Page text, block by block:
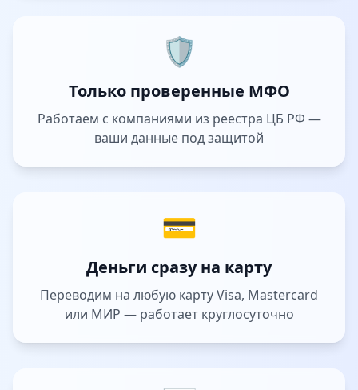
🛡️
Только проверенные МФО
Работаем с компаниями из реестра ЦБ РФ —
ваши данные под защитой
💳
Деньги сразу на карту
Переводим на любую карту Visa, Mastercard
или МИР — работает круглосуточно